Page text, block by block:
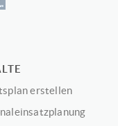
erstellen